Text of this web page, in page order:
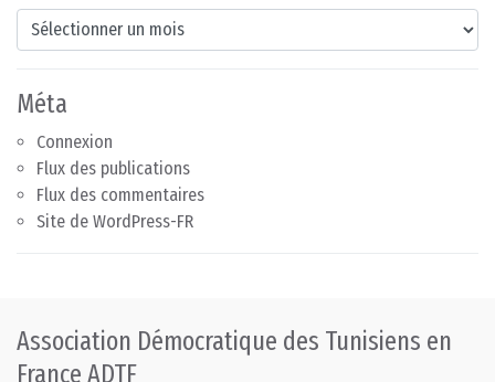
Archives
Méta
Connexion
Flux des publications
Flux des commentaires
Site de WordPress-FR
Association Démocratique des Tunisiens en
France ADTF